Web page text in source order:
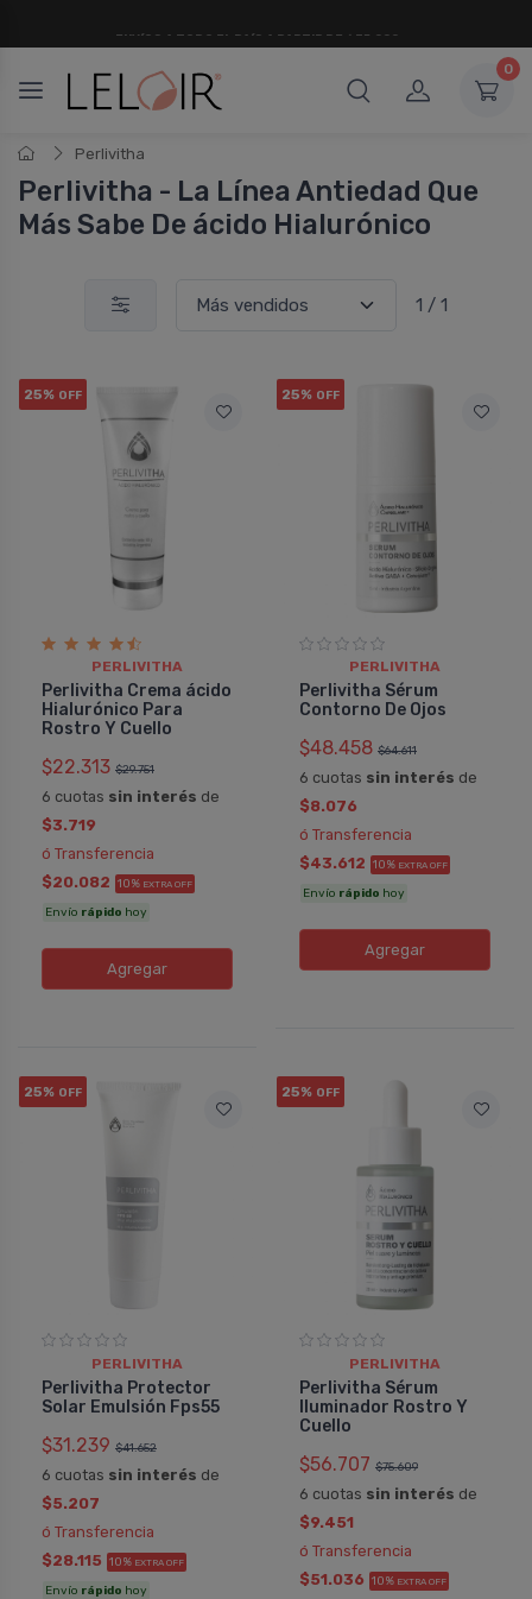
0
Perlivitha
Perlivitha - La Lí­nea Antiedad Que
Más Sabe De ácido Hialurónico
Melisa
Perlivitha Crema ácido Hialurónico
Es muy buena, no es grasosa, no
siento que hidrate en profundidad
realmente. Pero la piel queda suave y
luminosa. Al no tener perfume es ideal
para los que somos alérgicos.
Perlivitha
Para Rostro Y
10 puntos se
día a día, y
cutis cambia,
le dí
jamás, ahora y
empecé, pero
COMPRAR
1 / 1
25% OFF
PERLIVITHA
Perlivitha Crema ácido
Hialurónico Para
Rostro Y Cuello
$22.313 $29.751
6 cuotas sin interés de
$3.719
ó Transferencia
$20.082 10% EXTRA OFF
Envío rápido hoy
Agregar
25% OFF
PERLIVITHA
Perlivitha Sérum
Contorno De Ojos
$48.458 $64.611
6 cuotas sin interés de
$8.076
ó Transferencia
$43.612 10% EXTRA OFF
Envío rápido hoy
Agregar
25% OFF
PERLIVITHA
Perlivitha Protector
Solar Emulsión Fps55
$31.239 $41.652
6 cuotas sin interés de
$5.207
ó Transferencia
$28.115 10% EXTRA OFF
Envío rápido hoy
25% OFF
PERLIVITHA
Perlivitha Sérum
Iluminador Rostro Y
Cuello
$56.707 $75.609
6 cuotas sin interés de
$9.451
ó Transferencia
$51.036 10% EXTRA OFF